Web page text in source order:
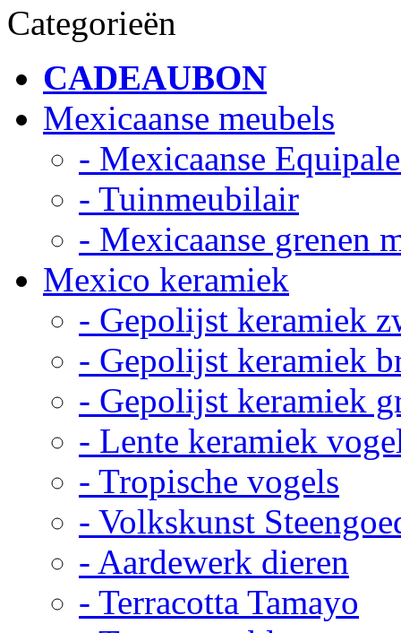
Categorieën
CADEAUBON
Mexicaanse meubels
- Mexicaanse
- Tuinmeubilair
- Mexicaanse grenen
Mexico keramiek
- Gepolijst keramiek
- Gepolijst keramiek
- Gepolijst keramiek
- Lente keramiek
- Tropische vogels
- Volkskunst
- Aardewerk dieren
- Terracotta Tamayo